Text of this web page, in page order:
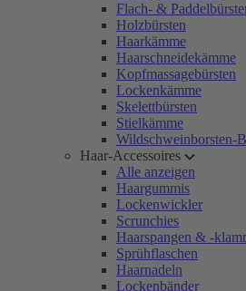
Flach- &
Holzbürsten
Haarkämme
Haarschneidekämme
Kopfmassagebürsten
Lockenkämme
Skelettbürsten
Stielkämme
Wildschweinborsten-
Haar-Accessoires
Alle anzeigen
Haargummis
Lockenwickler
Scrunchies
Haarspangen & -
Sprühflaschen
Haarnadeln
Lockenbänder